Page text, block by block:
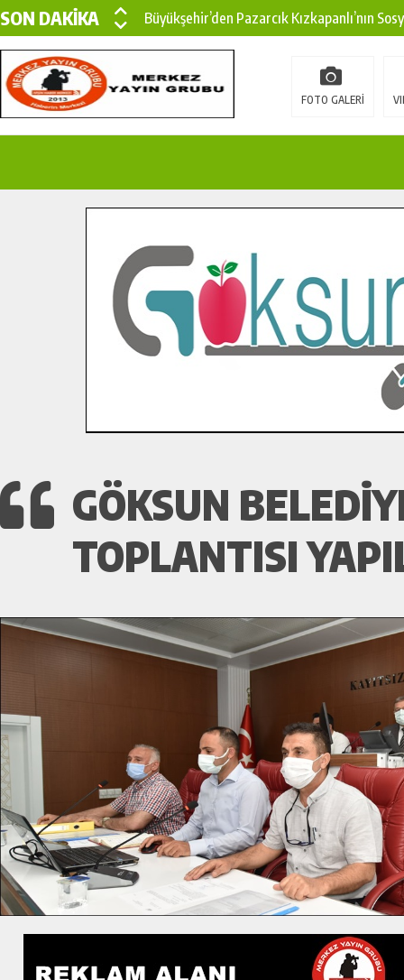
SON DAKİKA
Büyükşehir’den Pazarcık Kızkapanlı’nın
Büyükşehir’den Pazarcık Kırsalına Modern
Çin’den KSÜ’ye Uluslararası Başarı:
İlçe Jandarma Komutanı Karakaya’dan
Bertiz’in Yeni Köprüsünde Sona Doğru.
FOTO GALERİ
GÖKSUN
TOPLANTISI